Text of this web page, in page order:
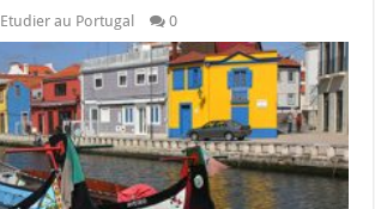
Etudier au Portugal 0